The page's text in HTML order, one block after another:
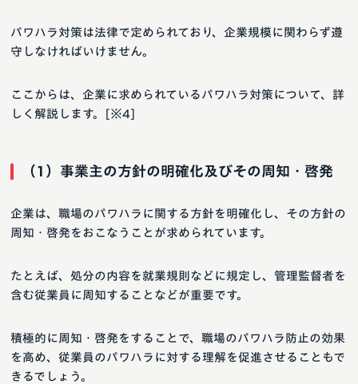
パワハラ対策は法律で定められており、企業規模に関わらず遵
守しなければいけません。
ここからは、企業に求められているパワハラ対策について、詳
しく解説します。[※4]
（1）事業主の方針の明確化及びその周知・啓発
企業は、職場のパワハラに関する方針を明確化し、その方針の
周知・啓発をおこなうことが求められています。
たとえば、処分の内容を就業規則などに規定し、管理監督者を
含む従業員に周知することなどが重要です。
積極的に周知・啓発をすることで、職場のパワハラ防止の効果
を高め、従業員のパワハラに対する理解を促進させることもで
きるでしょう。